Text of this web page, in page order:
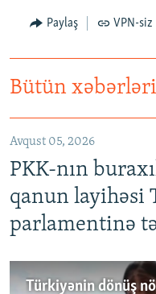
Paylaş VPN-siz
Bütün
Avqust 05, 2026
PKK-nın
qanun layihəsi
parlamentinə